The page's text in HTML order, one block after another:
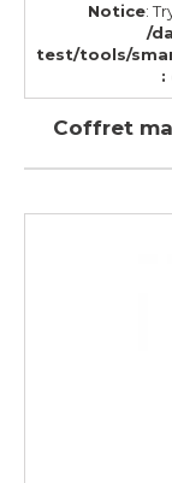
Notice:
/
test/tools/
:
Coffret